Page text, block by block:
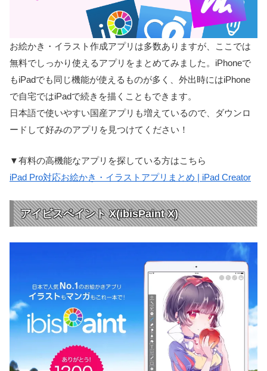
お絵かき・イラスト作成アプリは多数ありますが、ここでは
無料でしっかり使えるアプリをまとめてみました。iPhoneで
もiPadでも同じ機能が使えるものが多く、外出時にはiPhone
で自宅ではiPadで続きを描くこともできます。
日本語で使いやすい国産アプリも増えているので、ダウンロ
ードして好みのアプリを見つけてください！
▼有料の高機能なアプリを探している方はこちら
iPad Pro対応お絵かき・イラストアプリまとめ | iPad Creator
アイビスペイント X(ibisPaint X)